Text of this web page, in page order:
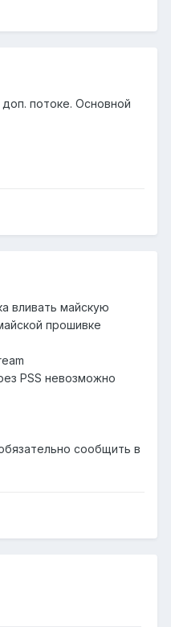
потоке. Основной
вливать майскую
прошивке
PSS невозможно
сообщить в